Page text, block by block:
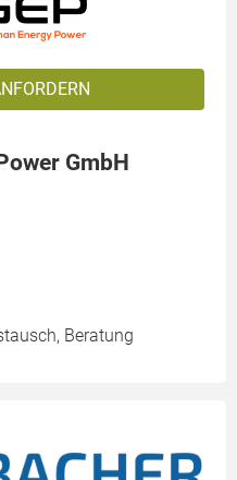
GmbH
Beratung